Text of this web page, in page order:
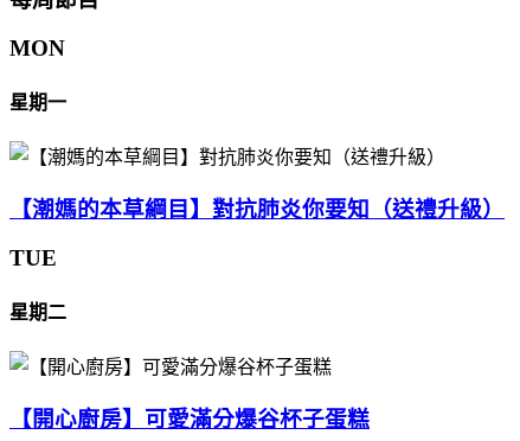
MON
星期一
【潮媽的本草綱目】對抗肺炎你要知（送禮升級）
TUE
星期二
【開心廚房】可愛滿分爆谷杯子蛋糕